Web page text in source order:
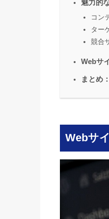
魅力的
コン
ター
競合
Webサ
まとめ
Webサ